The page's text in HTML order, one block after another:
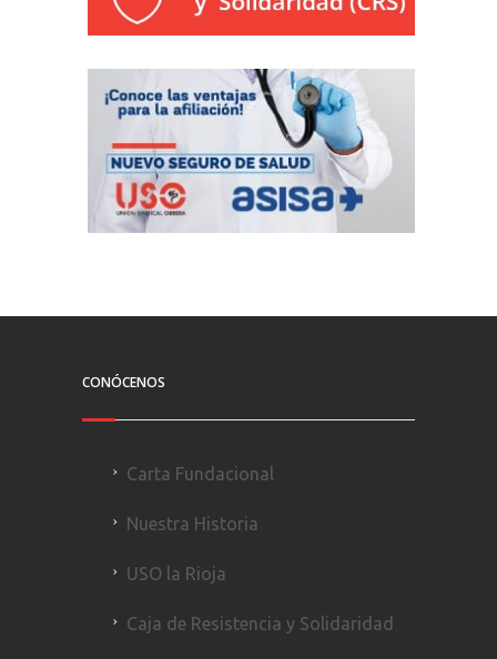
CONÓCENOS
Carta Fundacional
Nuestra Historia
USO la Rioja
Caja de Resistencia y Solidaridad